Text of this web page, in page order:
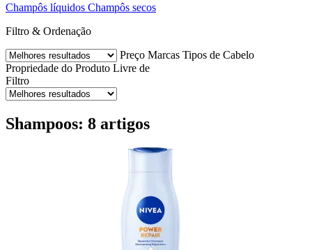
Champôs líquidos Champôs secos
Filtro & Ordenação
Preço Marcas Tipos de Cabelo
Propriedade do Produto Livre de
Filtro
Shampoos: 8 artigos